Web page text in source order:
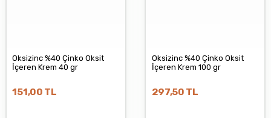
Oksizinc %40 Çinko Oksit
İçeren Krem 40 gr
151,00 TL
Oksizinc %40 Çinko Oksit
İçeren Krem 100 gr
297,50 TL